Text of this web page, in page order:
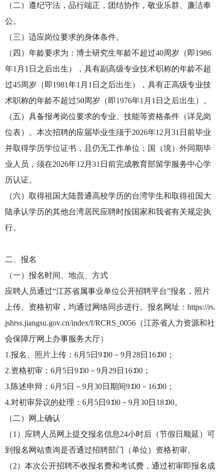
（二）遵纪守法，品行端正，团结协作，敬业乐群、廉洁奉
公。
（三）适应岗位要求的身体条件。
（四）年龄要求为：博士研究生年龄不超过40周岁（即1986
年1月1日之后出生），具有副高级专业技术职称的年龄不超
过45周岁（即1981年1月1日之后出生），具有正高级专业技
术职称的年龄不超过50周岁（即1976年1月1日之后出生）。
（五）具备报考岗位要求的专业、技能等资格条件（详见岗
位表）。本次招聘的应届毕业生须于2026年12月31日前毕业
并取得学历学位证书，且仍无工作单位；国（境）外同期毕
业人员，须在2026年12月31日前完成教育部留学服务中心学
历认证。
（六）取得祖国大陆普通高校学历的台湾学生和取得祖国大
陆承认学历的其他台湾居民应聘时按国家和我省有关规定执
行。
二、报名
（一）报名时间、地点、方式
应聘人员通过“江苏省属事业单位公开招聘平台”报名，照片
上传、资格初审，均通过网络同步进行。报名网址：https://rs.
jshrss.jiangsu.gov.cn/index/f/RCRS_0056（江苏省人力资源和社
会保障厅网上办事服务大厅）
1.报名、照片上传：6月5日9∶00－9月28日16∶00；
2.资格初审：6月5日9∶00－9月29日16∶00；
3.陈述申辩：6月5日－9月30日期间9∶00－16∶00；
4.对初审异议的处理：6月5日9∶00－9月30日18∶00。
（二）网上确认
（1）应聘人员网上提交报名信息24小时后（节假日顺延）可
到报名网站查询是否通过招聘部门（单位）资格初审。
（2）本次公开招聘不收报名费和考试费，通过初审即报名成